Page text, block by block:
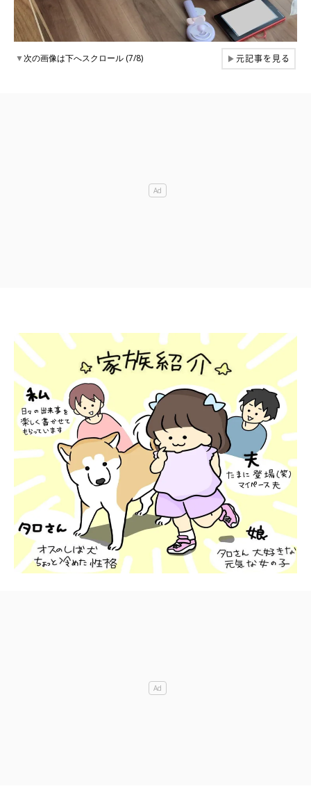
▼次の画像は下へスクロール (7/8) ▶元記事を見る